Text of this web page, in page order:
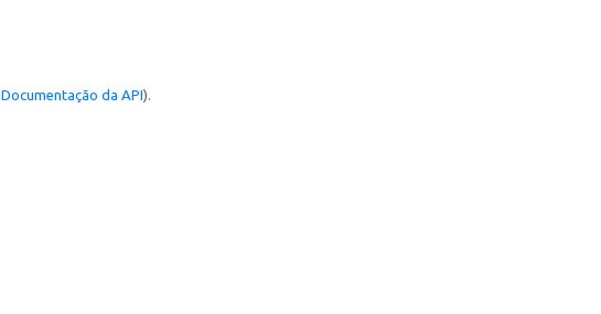
Documentação da API).